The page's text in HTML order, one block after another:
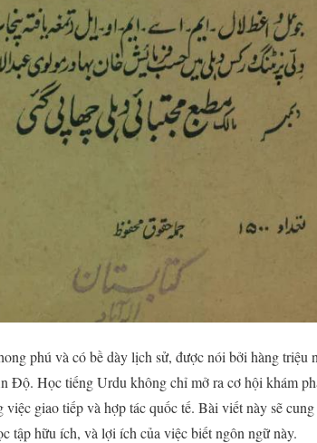
phú và có bề dày lịch sử, được nói bởi hàng triệu
Độ. Học tiếng Urdu không chỉ mở ra cơ hội khám
giao tiếp và hợp tác quốc tế. Bài viết này sẽ
tập hữu ích, và lợi ích của việc biết ngôn ngữ này.